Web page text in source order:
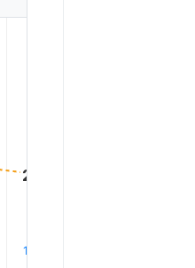
29.0°
1.0 mm